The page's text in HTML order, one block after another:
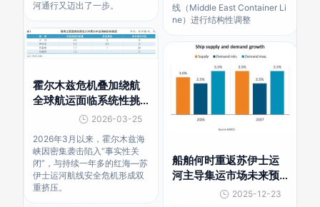
河通行又迈出了一步。
霍尔木兹危机叠加绕航
全球航运面临系统性挑
2026-03-25
2026年3月以来，霍尔木兹海
峡因密集袭击陷入“事实性关
闭”，与持续一年多的红海—苏
伊士运河航线安全危机形成双
重挤压。
线（Middle East Container Li
ne）进行结构性调整
船舶何时重返苏伊士运
河主导集运市场未来预
2025-12-23